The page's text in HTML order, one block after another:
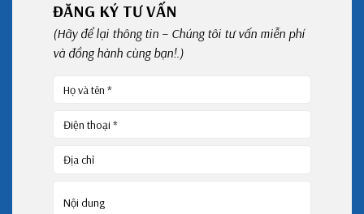
ĐĂNG KÝ TƯ VẤN
(Hãy để lại thông tin – Chúng tôi tư vấn miễn phí
và đồng hành cùng bạn!.)